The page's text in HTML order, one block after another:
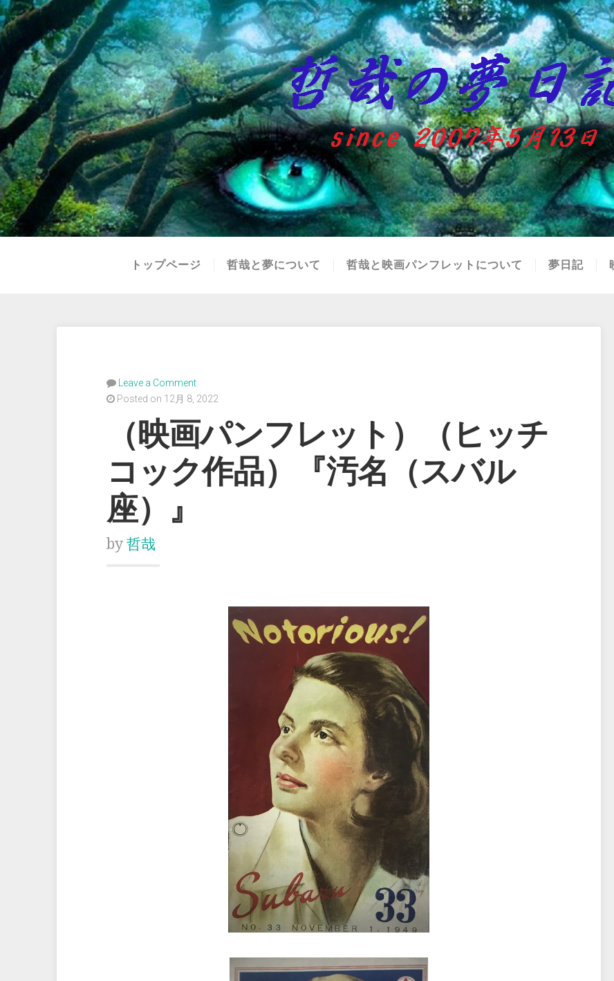
トップページ 哲哉と夢について 哲哉と映画パンフレットについて 夢日記
Leave a Comment
Posted on 12月 8, 2022
（映画パンフレット）（ヒッチ
コック作品）『汚名（スバル
座）』
by 哲哉